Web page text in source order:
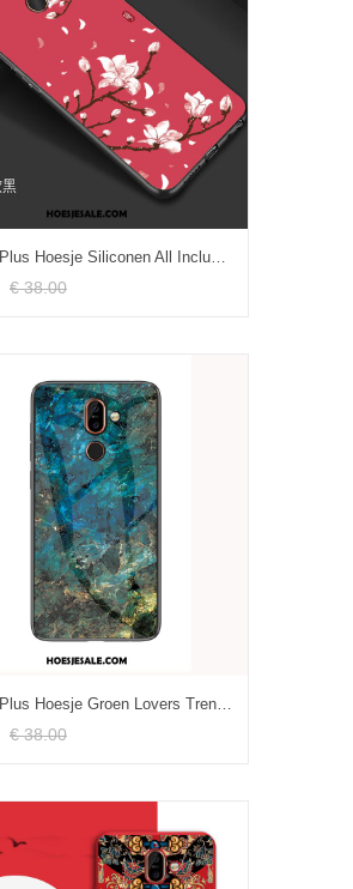
Nokia 7 Plus Hoesje Siliconen All Inclusive Eenvoudige Rood Wind
€ 38.00
Nokia 7 Plus Hoesje Groen Lovers Trend Glas Grote Kopen
€ 38.00